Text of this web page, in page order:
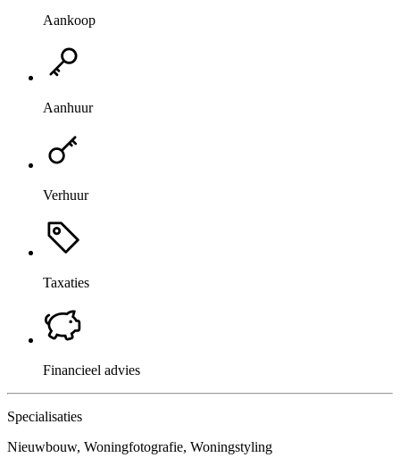
Aankoop
Aanhuur
Verhuur
Taxaties
Financieel advies
Specialisaties
Nieuwbouw, Woningfotografie, Woningstyling